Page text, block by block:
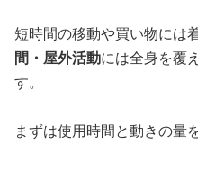
短時間の移動や買い物には
間・屋外活動には全身を覆
す。
まずは使用時間と動きの量